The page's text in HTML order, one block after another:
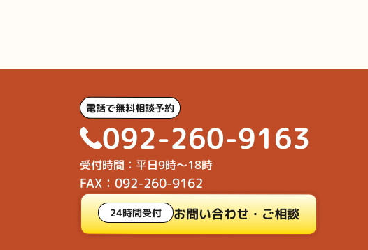
電話で無料相談予約
092-260-9163
受付時間：平日9時～18時
FAX：092-260-9162
24時間受付 お問い合わせ・ご相談